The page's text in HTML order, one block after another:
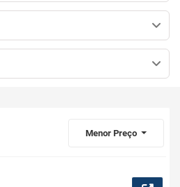
Menor Preço